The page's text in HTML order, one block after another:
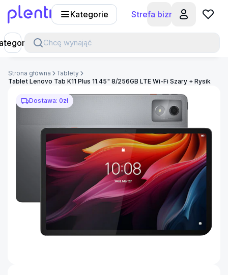
Kategorie Strefa biznesu
Chcę wynająć
Strona główna
Tablety
Tablet Lenovo Tab K11 Plus 11.45" 8/256GB LTE Wi-Fi Szary + Rysik
Dostawa: 0zł